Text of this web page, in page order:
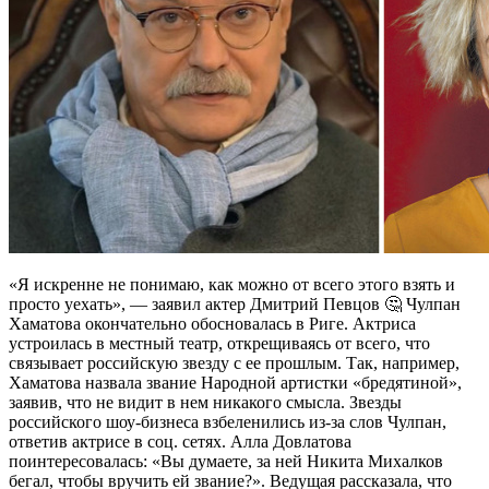
«Я искренне не понимаю, как можно от всего этого взять и
просто уехать», — заявил актер Дмитрий Певцов 🤔 Чулпан
Хаматова окончательно обосновалась в Риге. Актриса
устроилась в местный театр, открещиваясь от всего, что
связывает российскую звезду с ее прошлым. Так, например,
Хаматова назвала звание Народной артистки «бредятиной»,
заявив, что не видит в нем никакого смысла. Звезды
российского шоу-бизнеса взбеленились из-за слов Чулпан,
ответив актрисе в соц. сетях. Алла Довлатова
поинтересовалась: «Вы думаете, за ней Никита Михалков
бегал, чтобы вручить ей звание?». Ведущая рассказала, что